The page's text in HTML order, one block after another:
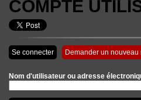
COMPTE
Onglets principaux
Se connecter Demander un nouveau
Nom d'utilisateur ou adresse